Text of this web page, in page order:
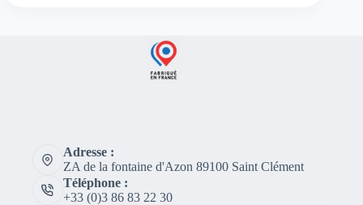
Adresse :
ZA de la fontaine d'Azon 89100 Saint Clément
Téléphone :
+33 (0)3 86 83 22 30